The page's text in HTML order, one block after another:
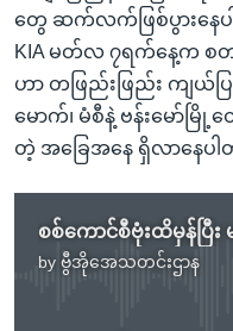
တွေ ဆက်လက်ဖြစ်ပွားနေ
KIA မတ်လ ၇ရက်နေ့က
ဟာ တဖြည်းဖြည်း ကျယ်ပြ
မောက်၊ မံစီနဲ့ ဗန်းမော်မြို့
တဲ့ အခြေအနေ ရှိလာနေပ
စစ်ကောင်စီဗုံးထိမှန်ပြီး
by ဗွီအိုအေသတင်းဌာန
No media